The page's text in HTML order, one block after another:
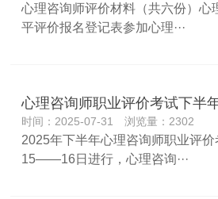
心理咨询师评价材料（共六份）心
平评价报名登记表参加心理···
心理咨询师职业评价考试下半
时间：2025-07-31 浏览量：2302
2025年下半年心理咨询师职业评
15——16日进行，心理咨询···